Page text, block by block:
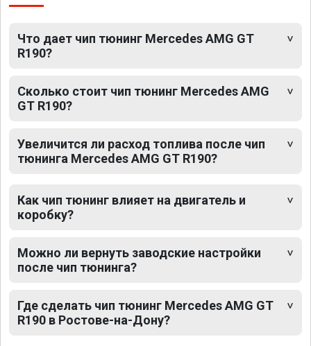
Что дает чип тюнинг Mercedes AMG GT
R190?
Сколько стоит чип тюнинг Mercedes AMG
GT R190?
Увеличится ли расход топлива после чип
тюнинга Mercedes AMG GT R190?
Как чип тюнинг влияет на двигатель и
коробку?
Можно ли вернуть заводские настройки
после чип тюнинга?
Где сделать чип тюнинг Mercedes AMG GT
R190 в Ростове-на-Дону?